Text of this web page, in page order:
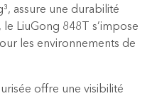
assure une durabilité
LiuGong 848T s’impose
les environnements de
offre une visibilité